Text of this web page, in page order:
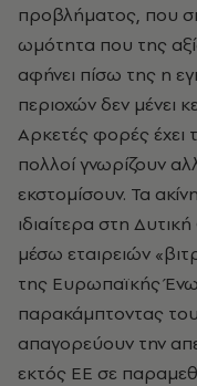
προβλήματος, που
ωμότητα που της
αφήνει πίσω της η
περιοχών δεν μένει
Αρκετές φορές έχει
πολλοί γνωρίζουν
εκστομίσουν. Τα
ιδιαίτερα στη
μέσω εταιρειών
της Ευρωπαϊκής
παρακάμπτοντας
απαγορεύουν την
εκτός ΕΕ σε